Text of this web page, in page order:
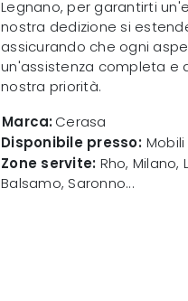
Legnano, per garantirti
nostra dedizione si
assicurando che ogni
un'assistenza completa e
nostra priorità.
Marca:Cerasa
Disponibile presso: Mobili
Zone servite: Rho, Milano,
Balsamo, Saronno...